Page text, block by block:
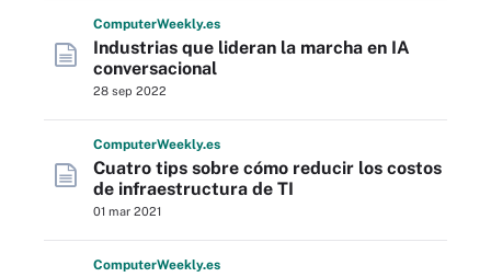
ComputerWeekly.es
Industrias que lideran la marcha en IA
conversacional
28 sep 2022
ComputerWeekly.es
Cuatro tips sobre cómo reducir los costos
de infraestructura de TI
01 mar 2021
ComputerWeekly.es